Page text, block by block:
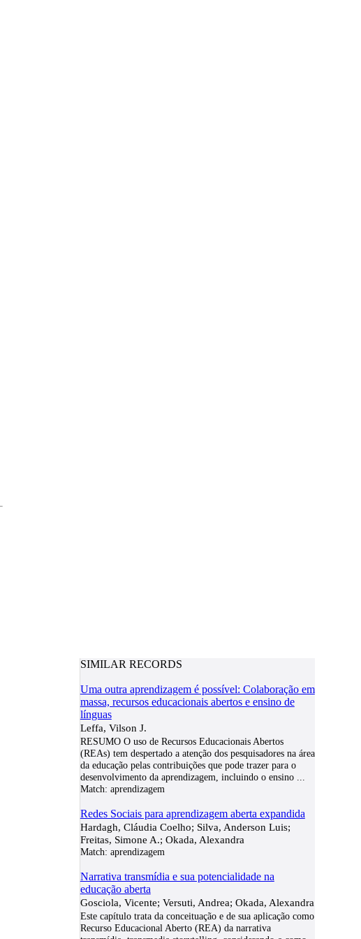
SIMILAR RECORDS
Uma outra aprendizagem é possível: Colaboração em
massa, recursos educacionais abertos e ensino de
línguas
Leffa, Vilson J.
RESUMO O uso de Recursos Educacionais Abertos
(REAs) tem despertado a atenção dos pesquisadores na área
da educação pelas contribuições que pode trazer para o
desenvolvimento da aprendizagem, incluindo o ensino...
Match: aprendizagem
Redes Sociais para aprendizagem aberta expandida
Hardagh, Cláudia Coelho; Silva, Anderson Luis;
Freitas, Simone A.; Okada, Alexandra
Match: aprendizagem
Narrativa transmídia e sua potencialidade na
educação aberta
Gosciola, Vicente; Versuti, Andrea; Okada, Alexandra
Este capítulo trata da conceituação e de sua aplicação como
Recurso Educacional Aberto (REA) da narrativa